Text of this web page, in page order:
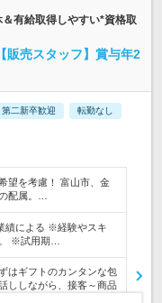
有給取得しやすい*資格取
売スタッフ】賞与年2
第二新卒歓迎 転勤なし
望を考慮！ 富山市、金
配属。…
績による ※経験やスキ
※試用期…
はギフトのカンタンな包
ししながら、接客～商品